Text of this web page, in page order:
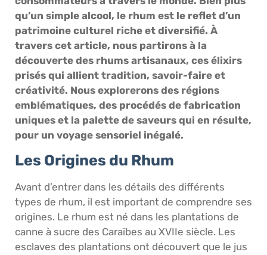
qu’un simple alcool, le rhum est le reflet d’un
patrimoine culturel riche et diversifié. À
travers cet article, nous partirons à la
découverte des rhums artisanaux, ces élixirs
prisés qui allient tradition, savoir-faire et
créativité. Nous explorerons des régions
emblématiques, des procédés de fabrication
uniques et la palette de saveurs qui en résulte,
pour un voyage sensoriel inégalé.
Les Origines du Rhum
Avant d’entrer dans les détails des différents
types de rhum, il est important de comprendre ses
origines. Le rhum est né dans les plantations de
canne à sucre des Caraïbes au XVIIe siècle. Les
esclaves des plantations ont découvert que le jus